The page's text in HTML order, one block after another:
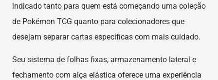
indicado tanto para quem está começando uma coleção
de Pokémon TCG quanto para colecionadores que
desejam separar cartas específicas com mais cuidado.
Seu sistema de folhas fixas, armazenamento lateral e
fechamento com alça elástica oferece uma experiência